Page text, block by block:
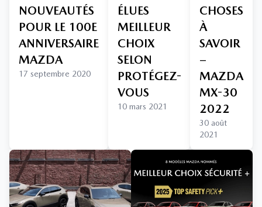
NOUVEAUTÉS
POUR LE 100E
ANNIVERSAIRE
MAZDA
17 septembre 2020
ÉLUES
MEILLEUR
CHOIX
SELON
PROTÉGEZ-
VOUS
10 mars 2021
CHOSES
À
SAVOIR
–
MAZDA
MX-30
2022
30 août
2021